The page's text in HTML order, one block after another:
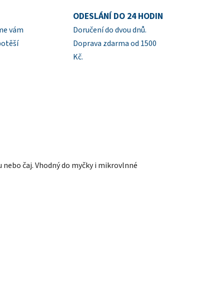
vám
ODESLÁNÍ DO 24 HODIN
Doručení do dvou dnů.
Doprava zdarma od 1500
Kč.
čaj. Vhodný do myčky i mikrovlnné